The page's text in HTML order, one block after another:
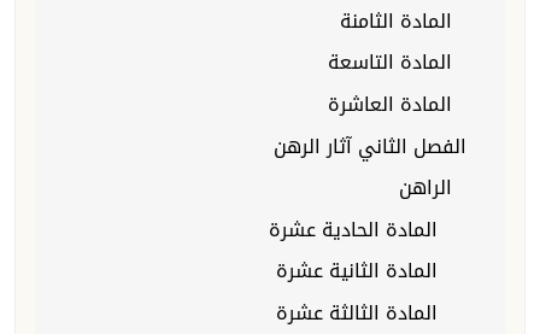
المادة الثامنة
المادة التاسعة
المادة العاشرة
الفصل الثاني آثار الرهن
الراهن
المادة الحادية عشرة
المادة الثانية عشرة
المادة الثالثة عشرة